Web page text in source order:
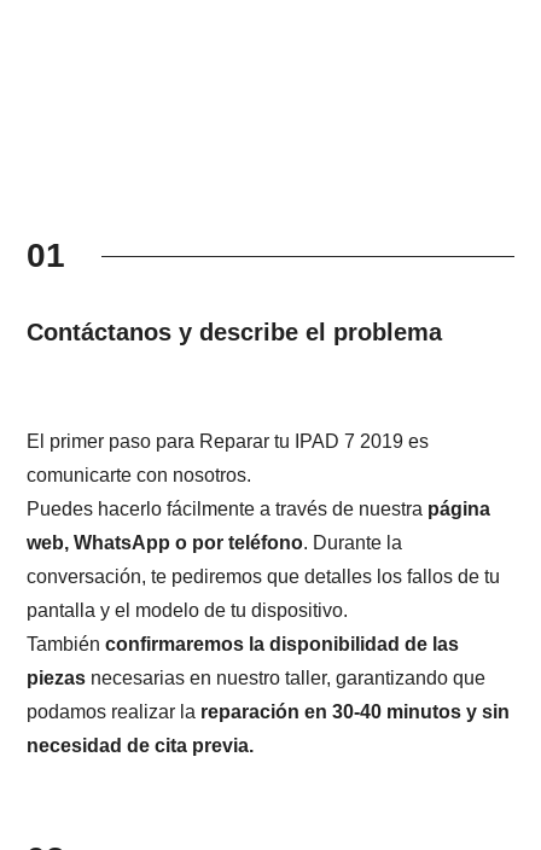
01
Contáctanos y describe el problema
El primer paso para Reparar tu IPAD 7 2019 es
comunicarte con nosotros.
Puedes hacerlo fácilmente a través de nuestra página
web, WhatsApp o por teléfono. Durante la
conversación, te pediremos que detalles los fallos de tu
pantalla y el modelo de tu dispositivo.
Tambiénconfirmaremos la disponibilidad de las
piezas necesarias en nuestro taller, garantizando que
podamos realizar la reparación en 30-40 minutos y sin
necesidad de cita previa.